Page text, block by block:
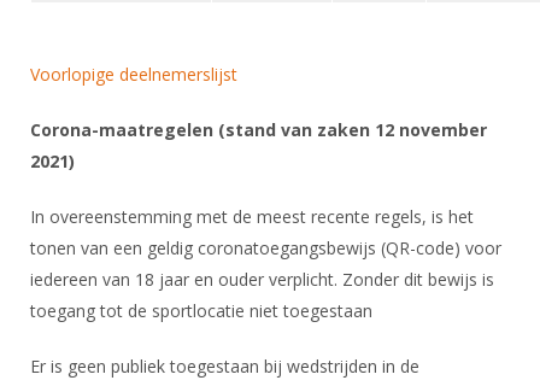
Verenigingsondersteuning
Oprichting Vereniging
Nieuws
Aanvragen van scheidsrechters
Scheidsrechterslijst
Import inschrijvingen uit Nahouw
Verwerk wedstrijduitslagen
Archief
Touché
Voorlopige deelnemerslijst
Corona-maatregelen (stand van zaken 12 november
2021)
In overeenstemming met de meest recente regels, is het
tonen van een geldig coronatoegangsbewijs (QR-code) voor
iedereen van 18 jaar en ouder verplicht. Zonder dit bewijs is
toegang tot de sportlocatie niet toegestaan
Er is geen publiek toegestaan bij wedstrijden in de